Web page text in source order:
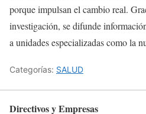
porque impulsan el cambio real.
investigación, se difunde
a unidades especializadas como la
Categorías: SALUD
Directivos y Empresas